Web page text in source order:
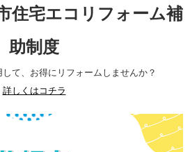
住宅エコリフォーム補
助制度
て、お得にリフォームしませんか？
詳しくはコチラ